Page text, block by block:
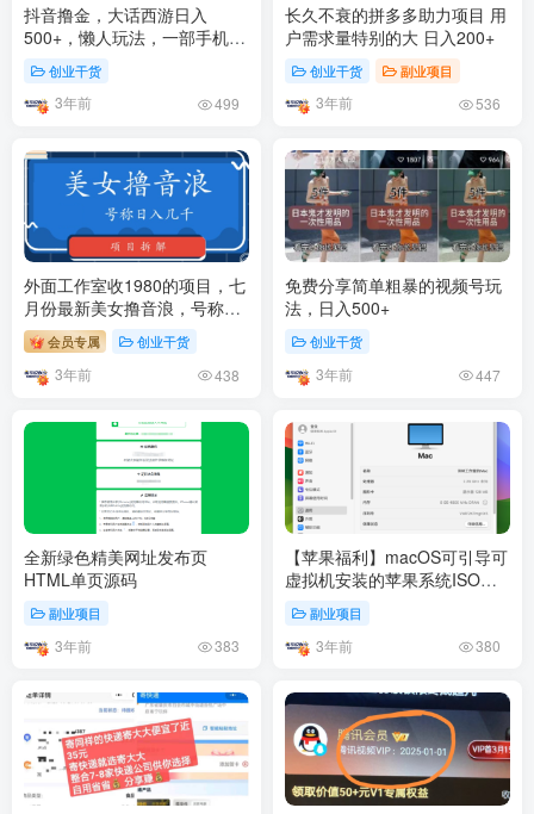
抖音撸金，大话西游日入
500+，懒人玩法，一部手机即
可上手
创业干货
3年前 499
长久不衰的拼多多助力项目 用
户需求量特别的大 日入200+
创业干货 副业项目
3年前 536
外面工作室收1980的项目，七
月份最新美女撸音浪，号称日
入几千【教程＋软件】
会员专属 创业干货
3年前 438
免费分享简单粗暴的视频号玩
法，日入500+
创业干货
3年前 447
全新绿色精美网址发布页
HTML单页源码
副业项目
3年前 383
【苹果福利】macOS可引导可
虚拟机安装的苹果系统ISO镜
像（纯净版）整理大合集，已
测试，可正常使用
副业项目
3年前 380